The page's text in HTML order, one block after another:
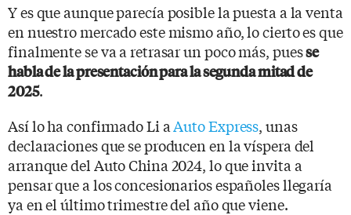
Y es que aunque parecía posible la puesta a la venta
en nuestro mercado este mismo año, lo cierto es que
finalmente se va a retrasar un poco más, puesse
habla de la presentación para la segunda mitad de
2025.
Así lo ha confirmado Li aAuto Express, unas
declaraciones que se producen en la víspera del
arranque del Auto China 2024, lo que invita a
pensar que a los concesionarios españoles llegaría
ya en el último trimestre del año que viene.